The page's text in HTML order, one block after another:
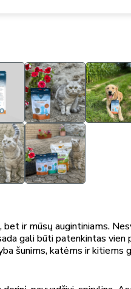
ir mūsų augintiniams.
gali būti patenkintas vien
šunims, katėms ir kitiems